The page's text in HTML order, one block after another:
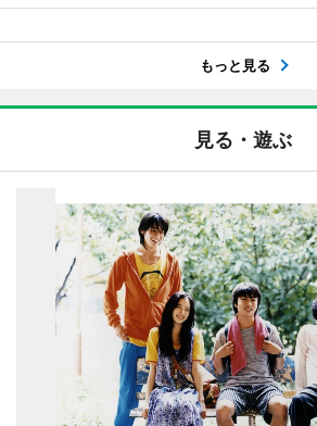
もっと見る
見る・遊ぶ